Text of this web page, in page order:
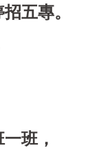
五專。
班，